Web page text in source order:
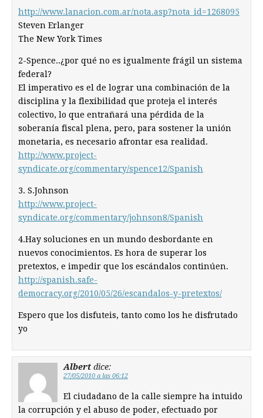
http://www.lanacion.com.ar/nota.asp?nota_id=1268095
Steven Erlanger
The New York Times
2-Spence..¿por qué no es igualmente frágil un sistema
federal?
El imperativo es el de lograr una combinación de la
disciplina y la flexibilidad que proteja el interés
colectivo, lo que entrañará una pérdida de la
soberanía fiscal plena, pero, para sostener la unión
monetaria, es necesario afrontar esa realidad.
http://www.project-
syndicate.org/commentary/spence12/Spanish
3. S.Johnson
http://www.project-
syndicate.org/commentary/johnson8/Spanish
4.Hay soluciones en un mundo desbordante en
nuevos conocimientos. Es hora de superar los
pretextos, e impedir que los escándalos continúen.
http://spanish.safe-
democracy.org/2010/05/26/escandalos-y-pretextos/
Espero que los disfuteis, tanto como los he disfrutado
yo
Albert dice:
27/05/2010 a las 06:12
El ciudadano de la calle siempre ha intuido
la corrupción y el abuso de poder, efectuado por